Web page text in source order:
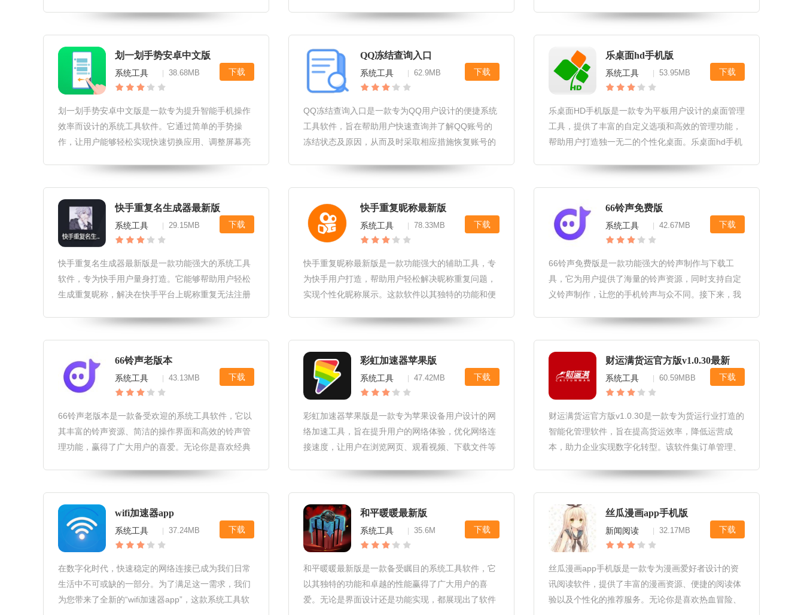
提升业务运营效率与决策支持能力。华消云app软件
亮点1.灵活可扩展的云计
庭成员信息管理、日程安排共享、家庭财务记录等功
能，实现家庭事务的一站式管理。
手app免费软件亮点1.一键迁移：支持一键式数据迁
移，用户只需简单几步操作
划一划手势安卓中文版
系统工具 38.68MB 下载
划一划手势安卓中文版是一款专为提升智能手机操作
效率而设计的系统工具软件。它通过简单的手势操
作，让用户能够轻松实现快速切换应用、调整屏幕亮
作的复杂性，为用户带来更加流畅便捷的使用体验。
划一划手势安卓中文版软件更新1.
QQ冻结查询入口
系统工具 62.9MB 下载
QQ冻结查询入口是一款专为QQ用户设计的便捷系统
工具软件，旨在帮助用户快速查询并了解QQ账号的
冻结状态及原因，从而及时采取相应措施恢复账号的
导致的账号冻结，用户都能通过这一入口迅速获取到
相关信息。QQ冻结查询入口软
乐桌面hd手机版
系统工具 53.95MB 下载
乐桌面HD手机版是一款专为平板用户设计的桌面管理
工具，提供了丰富的自定义选项和高效的管理功能，
帮助用户打造独一无二的个性化桌面。乐桌面hd手机
个人喜好调整图标、壁纸、字体等，打造专属的桌面
风格。2.强大的应用管理
快手重复名生成器最新版
系统工具 29.15MB 下载
快手重复名生成器最新版是一款功能强大的系统工具
软件，专为快手用户量身打造。它能够帮助用户轻松
生成重复昵称，解决在快手平台上昵称重复无法注册
昵称，享受个性化的快手体验。快手重复名生成器最
新版软件玩法1.用户只需在软件
快手重复昵称最新版
系统工具 78.33MB 下载
快手重复昵称最新版是一款功能强大的辅助工具，专
为快手用户打造，帮助用户轻松解决昵称重复问题，
实现个性化昵称展示。这款软件以其独特的功能和便
最新版软件亮点1.提供多种昵称生成方式，满足用户
不同需求。2.智能检测昵称是
66铃声免费版
系统工具 42.67MB 下载
66铃声免费版是一款功能强大的铃声制作与下载工
具，它为用户提供了海量的铃声资源，同时支持自定
义铃声制作，让您的手机铃声与众不同。接下来，我
介绍这款系统工具软件。66铃声免费版软件玩法1.用
户可以浏览并搜索软件内的海
66铃声老版本
系统工具 43.13MB 下载
66铃声老版本是一款备受欢迎的系统工具软件，它以
其丰富的铃声资源、简洁的操作界面和高效的铃声管
理功能，赢得了广大用户的喜爱。无论你是喜欢经典
求，让你的手机铃声与众不同。66铃声老版本软件优
势1.丰富的铃声资源：66
彩虹加速器苹果版
系统工具 47.42MB 下载
彩虹加速器苹果版是一款专为苹果设备用户设计的网
络加速工具，旨在提升用户的网络体验，优化网络连
接速度，让用户在浏览网页、观看视频、下载文件等
稳定的性能，赢得了广大用户的喜爱。彩虹加速器苹
果版软件特色1.智能加速：彩虹
财运满货运官方版v1.0.30最新
系统工具 60.59MBB 下载
财运满货运官方版v1.0.30是一款专为货运行业打造的
智能化管理软件，旨在提高货运效率，降低运营成
本，助力企业实现数字化转型。该软件集订单管理、
位的货运解决方案。财运满货运官方版v1.0.30最新软
件特色1.智能订
wifi加速器app
系统工具 37.24MB 下载
在数字化时代，快速稳定的网络连接已成为我们日常
生活中不可或缺的一部分。为了满足这一需求，我们
为您带来了全新的“wifi加速器app”，这款系统工具软
和平暖暖最新版
系统工具 35.6M 下载
和平暖暖最新版是一款备受瞩目的系统工具软件，它
以其独特的功能和卓越的性能赢得了广大用户的喜
爱。无论是界面设计还是功能实现，都展现出了软件
丝瓜漫画app手机版
新闻阅读 32.17MB 下载
丝瓜漫画app手机版是一款专为漫画爱好者设计的资
讯阅读软件，提供了丰富的漫画资源、便捷的阅读体
验以及个性化的推荐服务。无论你是喜欢热血冒险、